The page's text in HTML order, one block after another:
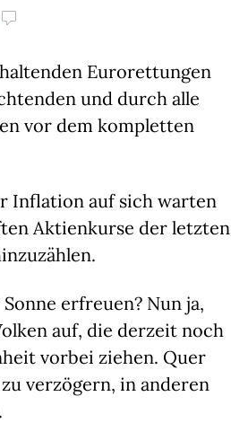
Eurorettungen
und durch alle
vor dem kompletten
Inflation auf sich warten
Aktienkurse der letzten
erfreuen? Nun ja,
auf, die derzeit noch
vorbei ziehen. Quer
verzögern, in anderen